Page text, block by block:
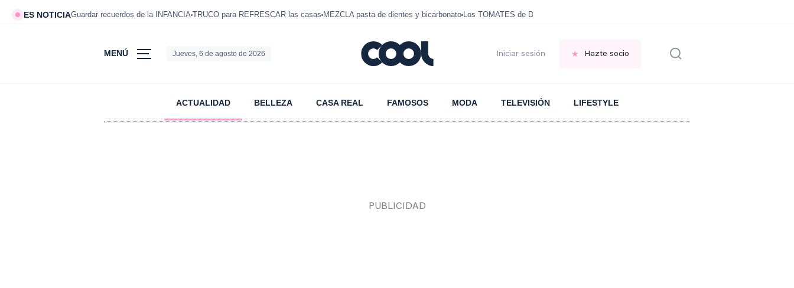
ES NOTICIAGuardar recuerdos de la INFANCIA TRUCO para REFRESCAR las casas MEZCLA pasta de dientes y bicarbonato Los TOMATES de Dani García
MENÚ Jueves, 6 de agosto de 2026 Iniciar sesión Hazte socio
ACTUALIDAD BELLEZA CASA REAL FAMOSOS MODA TELEVISIÓN LIFESTYLE